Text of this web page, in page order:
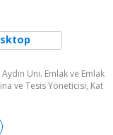
Uni. Emlak ve Emlak
ve Tesis Yöneticisi, Kat